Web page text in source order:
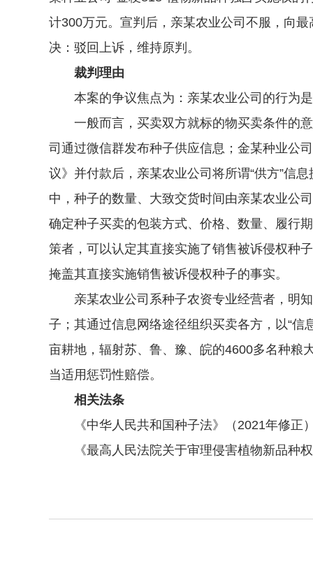
计300万元。宣判后，亲某农业公司不服，向
决：驳回上诉，维持原判。
裁判理由
本案的争议焦点为：亲某农业公司的行为是
一般而言，买卖双方就标的物买卖条件的意
司通过微信群发布种子供应信息；金某种业公
议》并付款后，亲某农业公司将所谓“供方”信
中，种子的数量、大致交货时间由亲某农业公
确定种子买卖的包装方式、价格、数量、履行
策者，可以认定其直接实施了销售被诉侵权种
掩盖其直接实施销售被诉侵权种子的事实。
亲某农业公司系种子农资专业经营者，明知
子；其通过信息网络途径组织买卖各方，以“
亩耕地，辐射苏、鲁、豫、皖的4600多名种粮
当适用惩罚性赔偿。
相关法条
《中华人民共和国种子法》（2021年修正）
《最高人民法院关于审理侵害植物新品种权